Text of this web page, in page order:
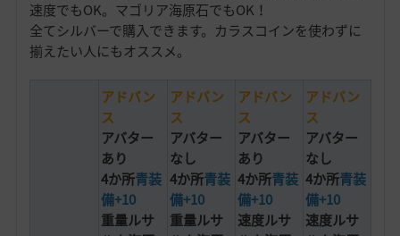
速度でもOK。マゴリア海原石でもOK！
全てシルバーで購入できます。カラスコインを使わずに
揃えたい人にもオススメ。
アドバン
ス
アバター
あり
4か所青装
備+10
重量ルサ
アドバン
ス
アバター
なし
4か所青装
備+10
重量ルサ
アドバン
ス
アバター
あり
4か所青装
備+10
速度ルサ
アドバン
ス
アバター
なし
4か所青装
備+10
速度ルサ